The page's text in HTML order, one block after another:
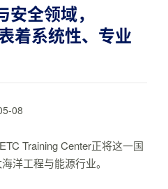
全领域，
着系统性、专业
08
Training Center正将这一国
洋工程与能源行业。